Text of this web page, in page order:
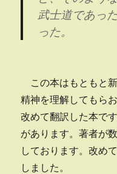
武士道であっ
った。
この本はもともと
精神を理解してもら
改めて翻訳した本で
があります。著者が
しております。改め
しました。